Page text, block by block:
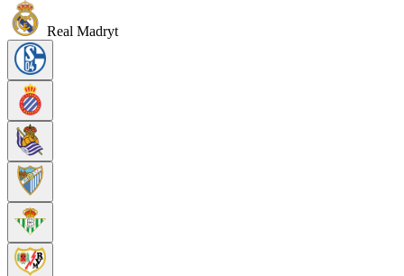
Real Madryt